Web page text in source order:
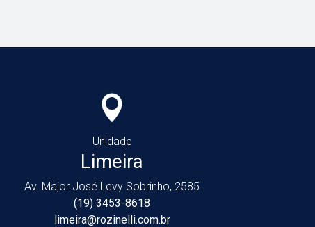
Unidade
Limeira
Av. Major José Levy Sobrinho, 2585
(19) 3453-8618
limeira@rozinelli.com.br